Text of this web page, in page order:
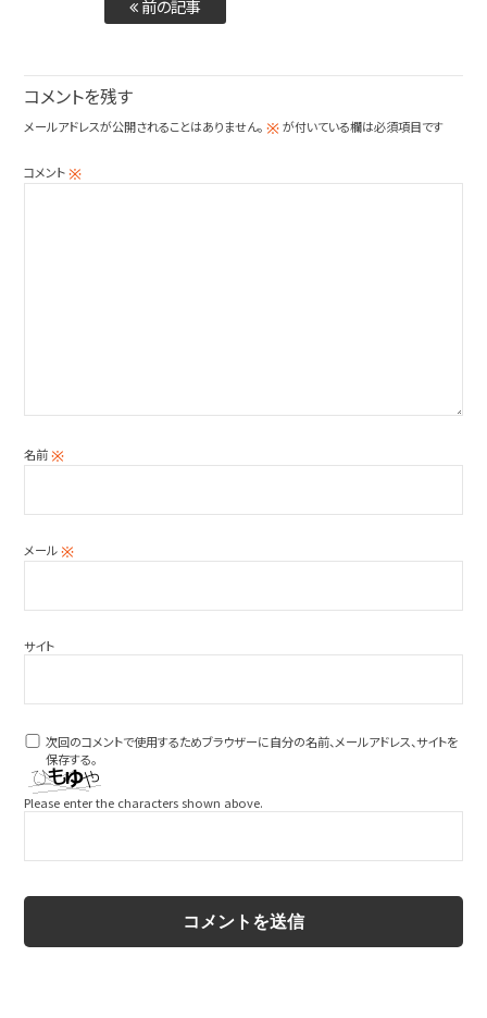
前の記事
コメントを残す
メールアドレスが公開されることはありません。 ※が付いている欄は必須項目です
コメント※
名前※
メール※
サイト
次回のコメントで使用するためブラウザーに自分の名前、メールアドレス、サイトを
保存する。
Please enter the characters shown above.